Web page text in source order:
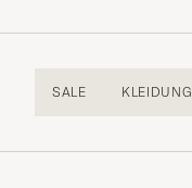
SALE KLEIDUNG